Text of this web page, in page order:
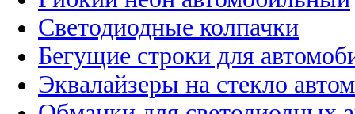
Светодиодные колпачки
Бегущие строки для
Эквалайзеры на стекло